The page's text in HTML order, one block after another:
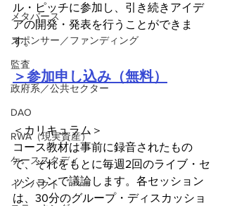
メタバース
スポンサー／ファンディング
監査
政府系／公共セクター
DAO
RWA（現実資産）
ケーススタディ
インパクト
ル・ピッチに参加し、引き続きアイデ
アの開発・発表を行うことができま
す。
＞参加申し込み（無料）
＜カリキュラム＞
コース教材は事前に録音されたもの
で、それをもとに毎週2回のライブ・セ
ッションで議論します。各セッション
は、30分のグループ・ディスカッショ